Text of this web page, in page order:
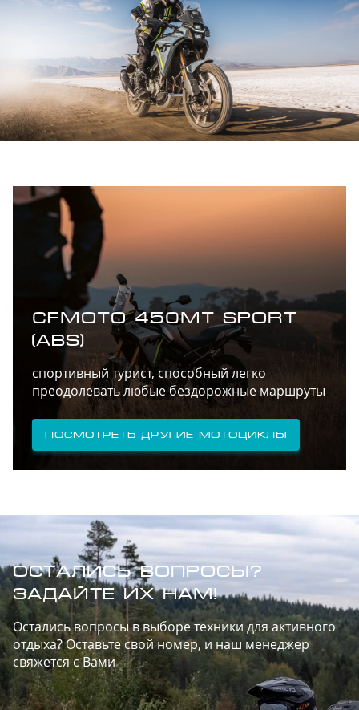
CFMOTO 450MT SPORT
(ABS)
спортивный турист, способный легко
преодолевать любые бездорожные маршруты
Посмотреть другие мотоциклы
ОСТАЛИСЬ ВОПРОСЫ?
ЗАДАЙТЕ ИХ НАМ!
Остались вопросы в выборе техники для активного
отдыха? Оставьте свой номер, и наш менеджер
свяжется с Вами